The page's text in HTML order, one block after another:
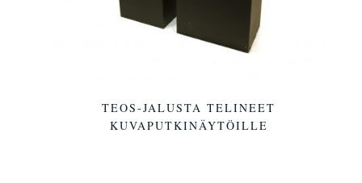
TEOS-JALUSTA TELINEET
KUVAPUTKINÄYTÖILLE